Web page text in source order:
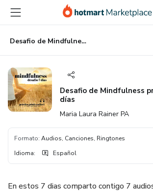
principal
página
de
página
Desafio de Mindfulness práctica por 7 días
Desafio de Mindfulness
días
Maria Laura Rainer PA
Formato: Audios, Canciones, Ringtones
Idioma: Español
En estos 7 dias comparto contigo 7